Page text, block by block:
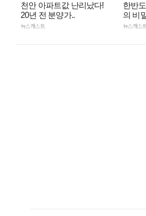
천안 아파트값 난리났다!
20년 전 분양가..
뉴스캐스트
한반
의 비
뉴스캐스